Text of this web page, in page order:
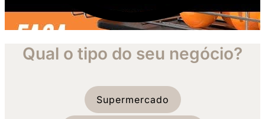
Qual o tipo do seu negócio?
Supermercado